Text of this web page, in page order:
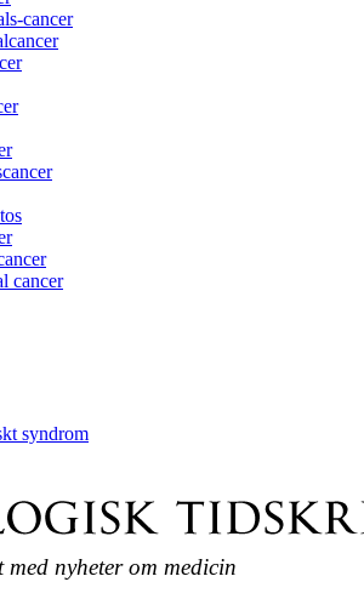
cancer
cancer
syndrom
med nyheter om medicin